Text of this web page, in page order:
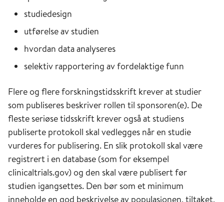
studiedesign
utførelse av studien
hvordan data analyseres
selektiv rapportering av fordelaktige funn
Flere og flere forskningstidsskrift krever at studier
som publiseres beskriver rollen til sponsoren(e). De
fleste seriøse tidsskrift krever også at studiens
publiserte protokoll skal vedlegges når en studie
vurderes for publisering. En slik protokoll skal være
registrert i en database (som for eksempel
clinicaltrials.gov) og den skal være publisert før
studien igangsettes. Den bør som et minimum
inneholde en god beskrivelse av populasjonen, tiltaket,